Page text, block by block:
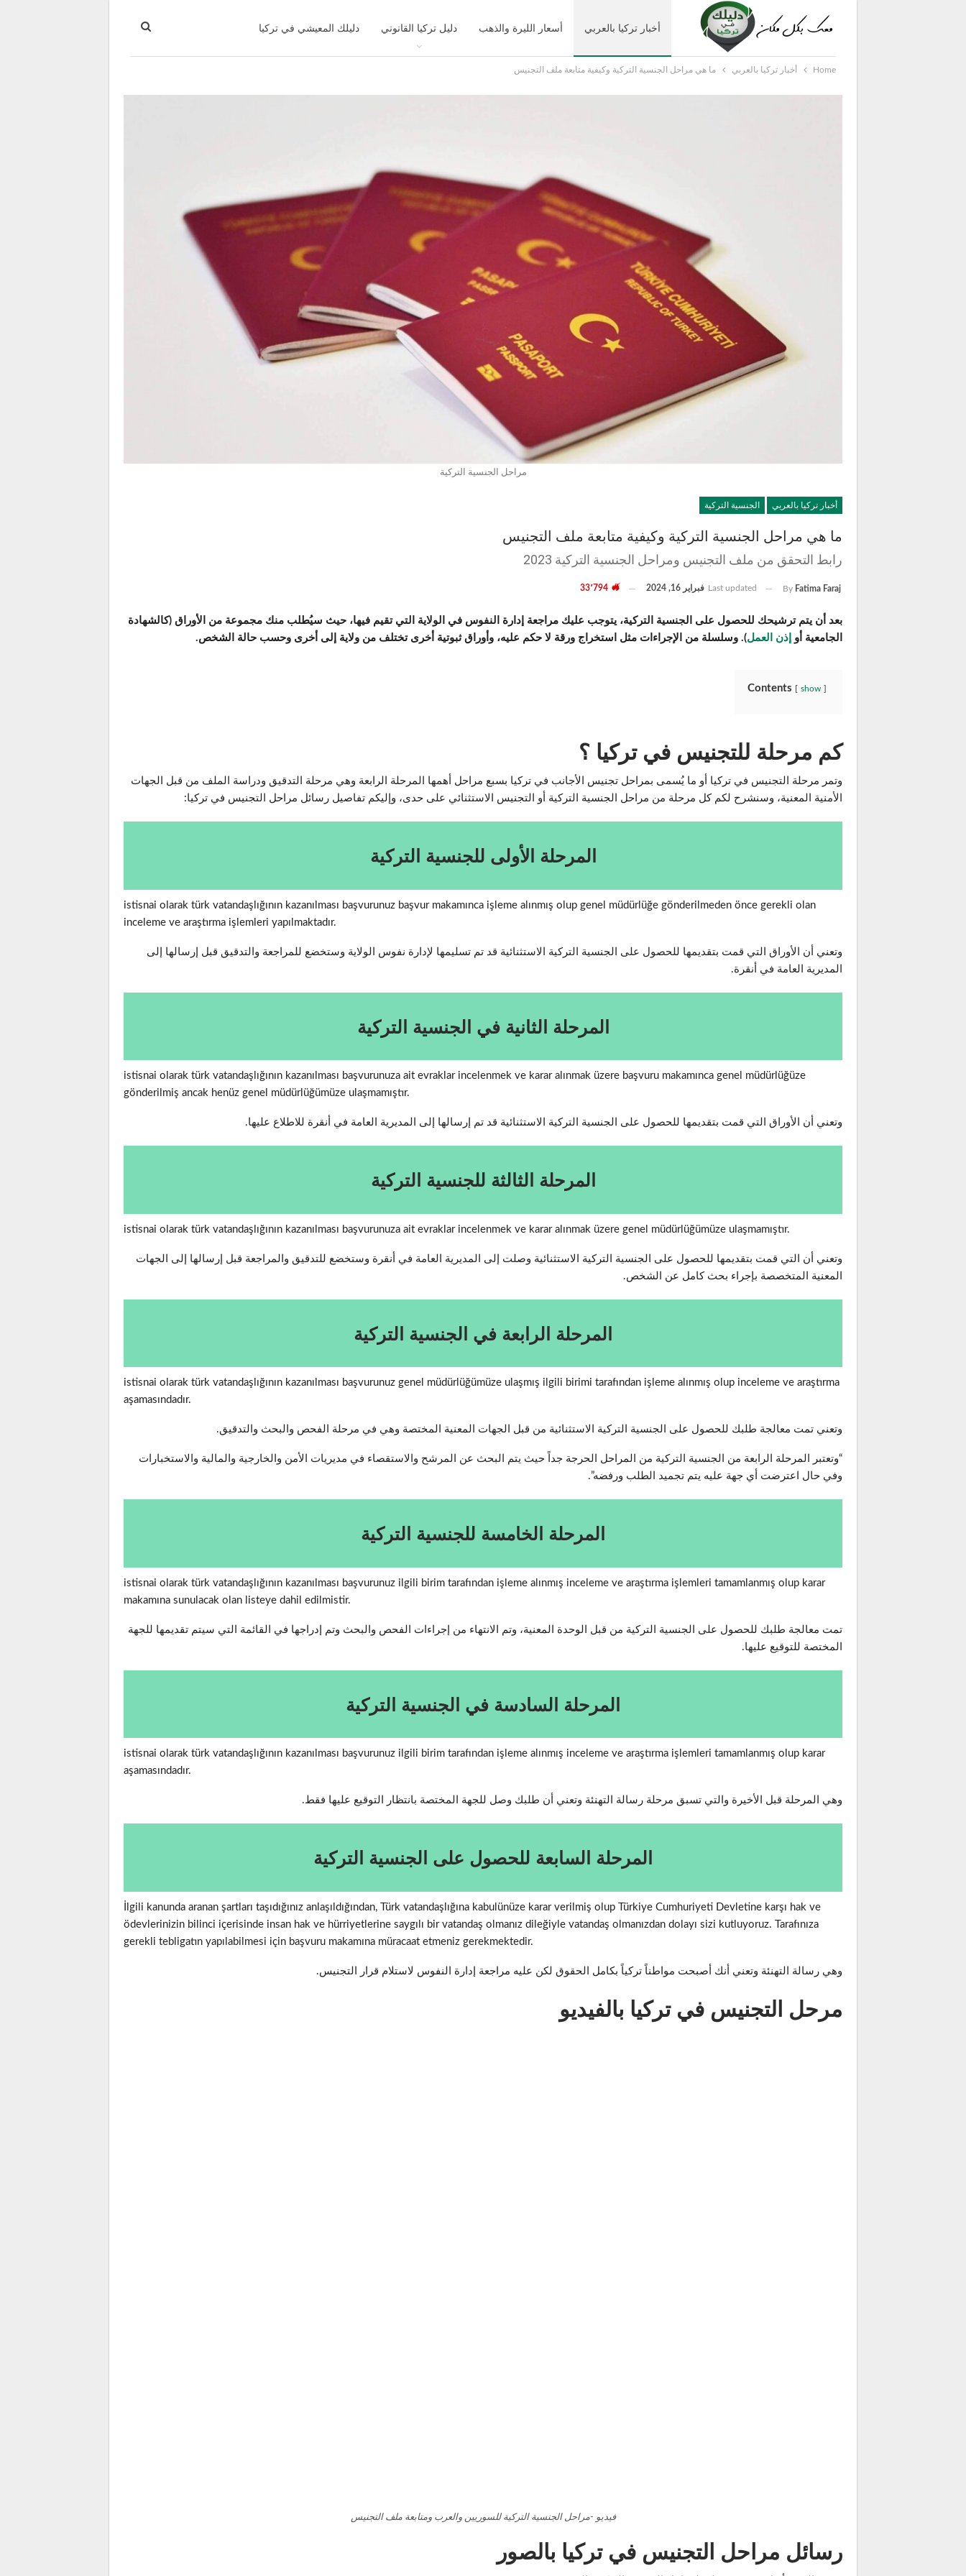
أخبار تركيا بالعربي أسعار الليرة والذهب دليل تركيا القانوني دليلك المعيشي في تركيا
Home أخبار تركيا بالعربي ما هي مراحل الجنسية التركية وكيفية متابعة ملف التجنيس
مراحل الجنسية التركية
أخبار تركيا بالعربي الجنسية التركية
ما هي مراحل الجنسية التركية وكيفية متابعة ملف التجنيس
رابط التحقق من ملف التجنيس ومراحل الجنسية التركية 2023
By Fatima Faraj
Last updated فبراير 16, 2024
بعد أن يتم ترشيحك للحصول على الجنسية التركية، يتوجب عليك مراجعة إدارة النفوس في الولاية التي تقيم فيها، حيث سيُطلب منك مجموعة من الأوراق (كالشهادة
الجامعية أو إذن العمل). وسلسلة من الإجراءات مثل استخراج ورقة لا حكم عليه، وأوراق ثبوتية أخرى تختلف من ولاية إلى أخرى وحسب حالة الشخص.
Contents show
كم مرحلة للتجنيس في تركيا ؟
وتمر مرحلة التجنيس في تركيا أو ما يُسمى بمراحل تجنيس الأجانب في تركيا بسبع مراحل أهمها المرحلة الرابعة وهي مرحلة التدقيق ودراسة الملف من قبل الجهات
الأمنية المعنية، وسنشرح لكم كل مرحلة من مراحل الجنسية التركية أو التجنيس الاستثنائي على حدى، وإليكم تفاصيل رسائل مراحل التجنيس في تركيا:
المرحلة الأولى للجنسية التركية
istisnai olarak türk vatandaşlığının kazanılması başvurunuz başvur makamınca işleme alınmış olup genel müdürlüğe gönderilmeden önce gerekli olan
inceleme ve araştırma işlemleri yapılmaktadır.
وتعني أن الأوراق التي قمت بتقديمها للحصول على الجنسية التركية الاستثنائية قد تم تسليمها لإدارة نفوس الولاية وستخضع للمراجعة والتدقيق قبل إرسالها إلى
المديرية العامة في أنقرة.
المرحلة الثانية في الجنسية التركية
istisnai olarak türk vatandaşlığının kazanılması başvurunuza ait evraklar incelenmek ve karar alınmak üzere başvuru makamınca genel müdürlüğüze
gönderilmiş ancak henüz genel müdürlüğümüze ulaşmamıştır.
وتعني أن الأوراق التي قمت بتقديمها للحصول على الجنسية التركية الاستثنائية قد تم إرسالها إلى المديرية العامة في أنقرة للاطلاع عليها.
المرحلة الثالثة للجنسية التركية
istisnai olarak türk vatandaşlığının kazanılması başvurunuza ait evraklar incelenmek ve karar alınmak üzere genel müdürlüğümüze ulaşmamıştır.
وتعني أن التي قمت بتقديمها للحصول على الجنسية التركية الاستثنائية وصلت إلى المديرية العامة في أنقرة وستخضع للتدقيق والمراجعة قبل إرسالها إلى الجهات
المعنية المتخصصة بإجراء بحث كامل عن الشخص.
المرحلة الرابعة في الجنسية التركية
istisnai olarak türk vatandaşlığının kazanılması başvurunuz genel müdürlüğümüze ulaşmış ilgili birimi tarafından işleme alınmış olup inceleme ve araştırma
aşamasındadır.
وتعني تمت معالجة طلبك للحصول على الجنسية التركية الاستثنائية من قبل الجهات المعنية المختصة وهي في مرحلة الفحص والبحث والتدقيق.
“وتعتبر المرحلة الرابعة من الجنسية التركية من المراحل الحرجة جداً حيث يتم البحث عن المرشح والاستقصاء في مديريات الأمن والخارجية والمالية والاستخبارات
وفي حال اعترضت أي جهة عليه يتم تجميد الطلب ورفضه”.
المرحلة الخامسة للجنسية التركية
istisnai olarak türk vatandaşlığının kazanılması başvurunuz ilgili birim tarafından işleme alınmış inceleme ve araştırma işlemleri tamamlanmış olup karar
makamına sunulacak olan listeye dahil edilmistir.
تمت معالجة طلبك للحصول على الجنسية التركية من قبل الوحدة المعنية، وتم الانتهاء من إجراءات الفحص والبحث وتم إدراجها في القائمة التي سيتم تقديمها للجهة
المختصة للتوقيع عليها.
المرحلة السادسة في الجنسية التركية
istisnai olarak türk vatandaşlığının kazanılması başvurunuz ilgili birim tarafından işleme alınmış inceleme ve araştırma işlemleri tamamlanmış olup karar
aşamasındadır.
وهي المرحلة قبل الأخيرة والتي تسبق مرحلة رسالة التهنئة وتعني أن طلبك وصل للجهة المختصة بانتظار التوقيع عليها فقط.
المرحلة السابعة للحصول على الجنسية التركية
İlgili kanunda aranan şartları taşıdığınız anlaşıldığından, Türk vatandaşlığına kabulünüze karar verilmiş olup Türkiye Cumhuriyeti Devletine karşı hak ve
ödevlerinizin bilinci içerisinde insan hak ve hürriyetlerine saygılı bir vatandaş olmanız dileğiyle vatandaş olmanızdan dolayı sizi kutluyoruz. Tarafınıza
gerekli tebligatın yapılabilmesi için başvuru makamına müracaat etmeniz gerekmektedir.
وهي رسالة التهنئة وتعني أنك أصبحت مواطناً تركياً بكامل الحقوق لكن عليه مراجعة إدارة النفوس لاستلام قرار التجنيس.
مرحل التجنيس في تركيا بالفيديو
فيديو -مراحل الجنسية التركية للسوريين والعرب ومتابعة ملف التجنيس
رسائل مراحل التجنيس في تركيا بالصور